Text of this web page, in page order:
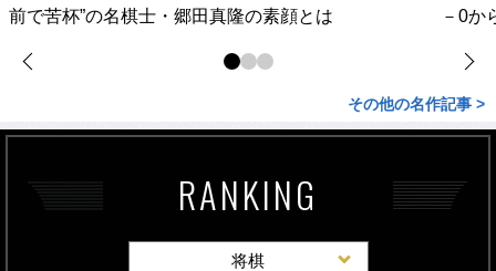
前で苦杯”の名棋士・郷田真隆の素顔とは
－0か
その他の名作記事 >
RANKING
将棋